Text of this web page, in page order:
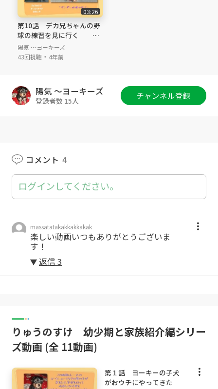
03:26
第10話 デカ兄ちゃんの野
球の練習を見に行く
ーじっとしてられるように
なるー
陽気 ～ヨーキーズ
43回視聴・ 4年前
陽気 ～ヨーキーズ
登録者数 15人
チャンネル登録
コメント 4
ログインしてください。
massatatakakkakkakak
楽しい動画いつもありがとうございま
す！
返信3
りゅうのすけ 幼少期と家族紹介編シリー
ズ動画 (全 11動画)
第１話 ヨーキーの子犬
がおウチにやってきた